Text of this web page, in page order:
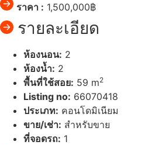
ราคา : 1,500,000฿
รายละเอียด
ห้องนอน: 2
ห้องน้ำ: 2
พื้นที่ใช้สอย: 59 m2
Listing no: 66070418
ประเภท: คอนโดมิเนียม
ขาย/เช่า: สำหรับขาย
ที่จอดรถ: 1